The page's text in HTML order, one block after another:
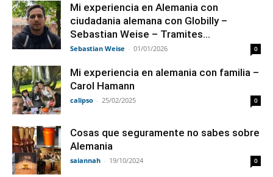
Mi experiencia en Alemania con
ciudadania alemana con Globilly –
Sebastian Weise – Tramites...
Sebastian Weise - 01/01/2026 0
Mi experiencia en alemania con familia –
Carol Hamann
calipso - 25/02/2025 0
Cosas que seguramente no sabes sobre
Alemania
saiannah - 19/10/2024 0